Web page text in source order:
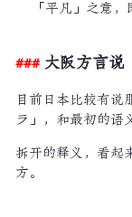
「平凡」之意，
大阪方言说
目前日本比较有说
ラ」，和最初的语
拆开的释义，看起
方。